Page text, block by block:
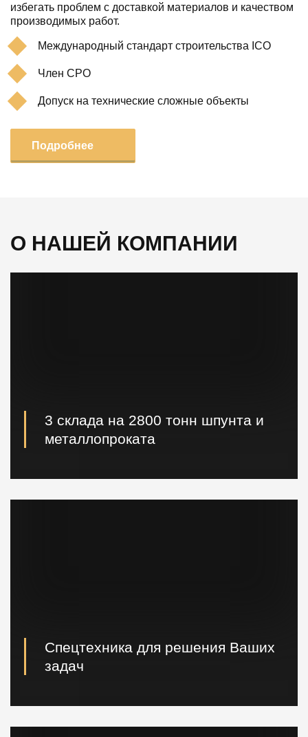
избегать проблем с доставкой материалов и качеством
производимых работ.
Международный стандарт строительства ICO
Член СРО
Допуск на технические сложные объекты
Подробнее
О НАШЕЙ КОМПАНИИ
3 склада на 2800 тонн шпунта и
металлопроката
Спецтехника для решения Ваших
задач